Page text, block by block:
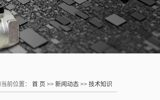
前位置： 首 页 >> 新闻动态 >> 技术知识